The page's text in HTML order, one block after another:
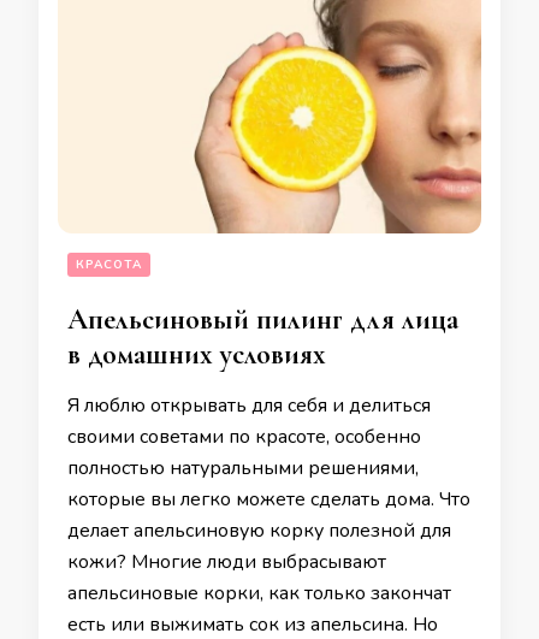
КРАСОТА
Апельсиновый пилинг для лица
в домашних условиях
Я люблю открывать для себя и делиться
своими советами по красоте, особенно
полностью натуральными решениями,
которые вы легко можете сделать дома. Что
делает апельсиновую корку полезной для
кожи? Многие люди выбрасывают
апельсиновые корки, как только закончат
есть или выжимать сок из апельсина. Но